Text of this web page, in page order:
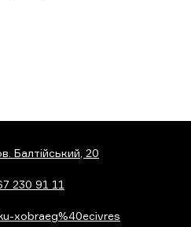
Балтійський, 20
230 91 11
xobraeg%40ecivres